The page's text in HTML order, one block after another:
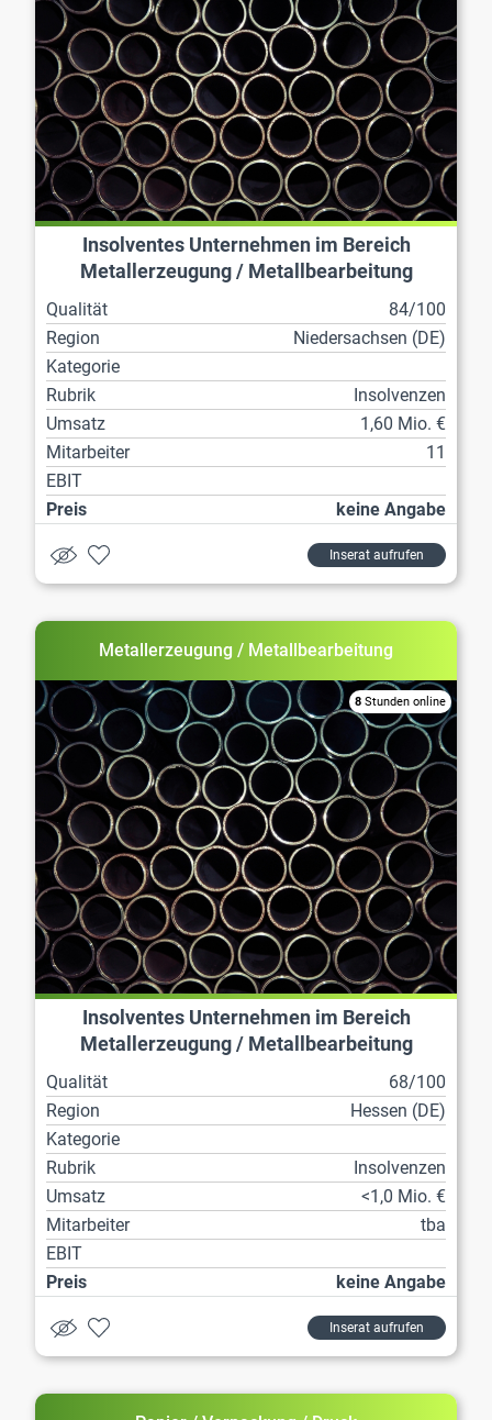
Insolventes Unternehmen im Bereich
Metallerzeugung / Metallbearbeitung
Qualität
84/100
Region
Niedersachsen (DE)
Kategorie
Rubrik
Insolvenzen
Umsatz
1,60 Mio. €
Mitarbeiter
11
EBIT
Preis
keine Angabe
Inserat aufrufen
Metallerzeugung / Metallbearbeitung
8 Stunden online
Insolventes Unternehmen im Bereich
Metallerzeugung / Metallbearbeitung
Qualität
68/100
Region
Hessen (DE)
Kategorie
Rubrik
Insolvenzen
Umsatz
<1,0 Mio. €
Mitarbeiter
tba
EBIT
Preis
keine Angabe
Inserat aufrufen